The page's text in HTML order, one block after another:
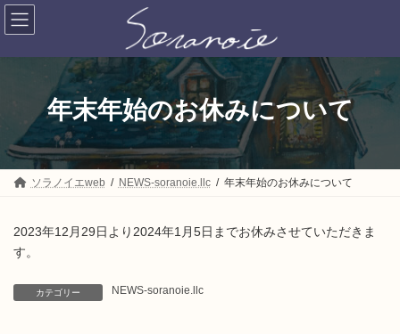
コ
ン
テ
ン
プ
ナ
ビ
ゲ
ー
動
年末年始のお休みについて
ソラノイエweb NEWS-soranoie.llc 年末年始のお休みについて
2023年12月29日より2024年1月5日までお休みさせていただきま
す。
カテゴリー NEWS-soranoie.llc